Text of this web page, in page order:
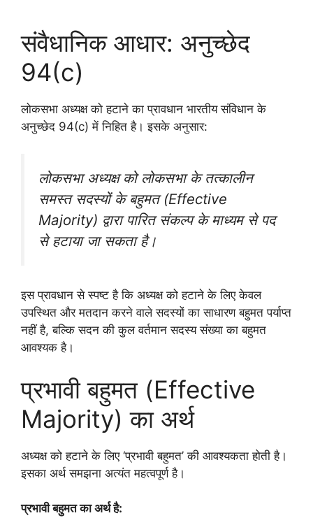
संवैधानिक आधार: अनुच्छेद
94(c)
लोकसभा अध्यक्ष को हटाने का प्रावधान भारतीय संविधान के
अनुच्छेद 94(c) में निहित है। इसके अनुसार:
लोकसभा अध्यक्ष को लोकसभा के तत्कालीन
समस्त सदस्यों के बहुमत (Effective
Majority) द्वारा पारित संकल्प के माध्यम से पद
से हटाया जा सकता है।
इस प्रावधान से स्पष्ट है कि अध्यक्ष को हटाने के लिए केवल
उपस्थित और मतदान करने वाले सदस्यों का साधारण बहुमत पर्याप्त
नहीं है, बल्कि सदन की कुल वर्तमान सदस्य संख्या का बहुमत
आवश्यक है।
प्रभावी बहुमत (Effective
Majority) का अर्थ
अध्यक्ष को हटाने के लिए ‘प्रभावी बहुमत’ की आवश्यकता होती है।
इसका अर्थ समझना अत्यंत महत्वपूर्ण है।
प्रभावी बहुमत का अर्थ है: